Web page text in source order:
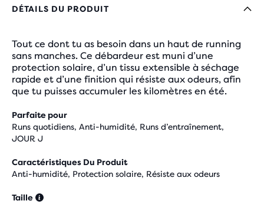
DÉTAILS DU PRODUIT
Tout ce dont tu as besoin dans un haut de running
sans manches. Ce débardeur est muni d’une
protection solaire, d’un tissu extensible à séchage
rapide et d’une finition qui résiste aux odeurs, afin
que tu puisses accumuler les kilomètres en été.
Parfaite pour
Runs quotidiens, Anti-humidité, Runs d’entraînement,
JOUR J
Caractéristiques Du Produit
Anti-humidité, Protection solaire, Résiste aux odeurs
Taille